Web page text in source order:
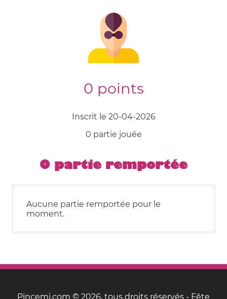
0 points
Inscrit le 20-04-2026
0 partie jouée
0 partie remportée
Aucune partie remportée pour le
moment.
Pincemi.com © 2026, tous droits réservés - Fête